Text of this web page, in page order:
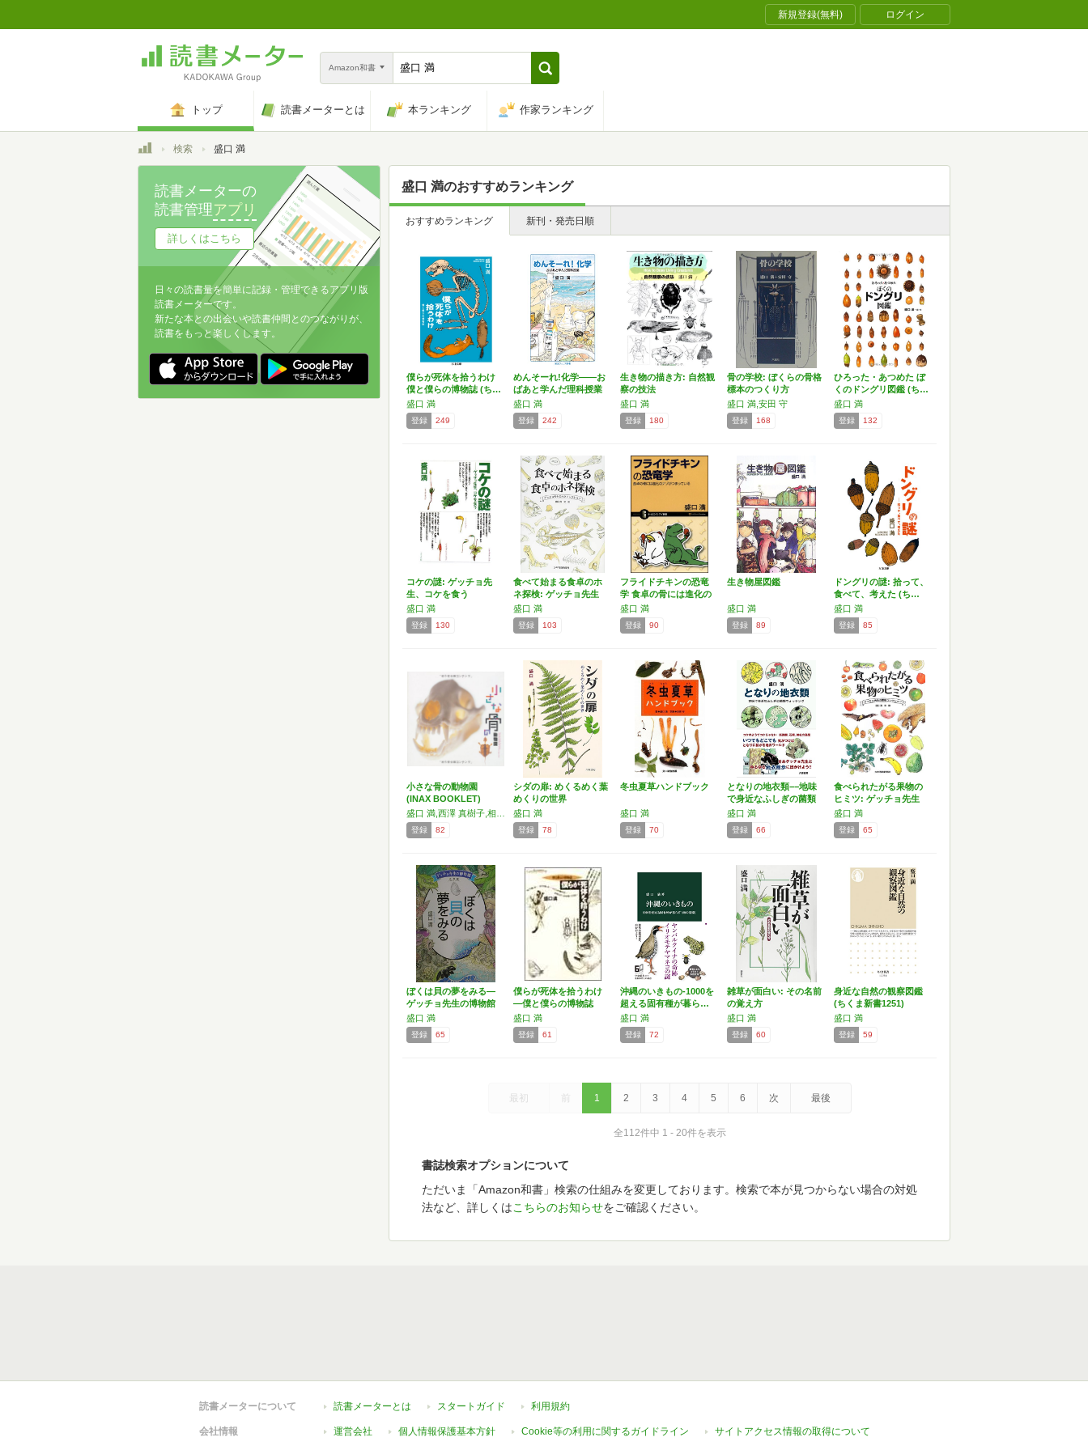
新規登録(無料) ログイン
Amazon和書
トップ 読書メーターとは 本ランキング 作家ランキング
トップ検索 盛口 満
盛口 満のおすすめランキング
おすすめランキング 新刊・発売日順
僕らが死体を拾うわけ
僕と僕らの博物誌 (ち…
盛口 満
登録 249
めんそーれ!化学――お
ばあと学んだ理科授業
…
盛口 満
登録 242
生き物の描き方: 自然観
察の技法
盛口 満
登録 180
骨の学校: ぼくらの骨格
標本のつくり方
盛口 満,安田 守
登録 168
ひろった・あつめた ぼ
くのドングリ図鑑 (ち…
盛口 満
登録 132
コケの謎: ゲッチョ先
生、コケを食う
盛口 満
登録 130
食べて始まる食卓のホ
ネ探検: ゲッチョ先生
の…
盛口 満
登録 103
フライドチキンの恐竜
学 食卓の骨には進化の
ナ…
盛口 満
登録 90
生き物屋図鑑
盛口 満
登録 89
ドングリの謎: 拾って、
食べて、考えた (ち…
盛口 満
登録 85
小さな骨の動物園
(INAX BOOKLET)
登録 82
シダの扉: めくるめく葉
めくりの世界
盛口 満
登録 78
冬虫夏草ハンドブック
盛口 満
登録 70
となりの地衣類−−地味
で身近なふしぎの菌類
ウ…
盛口 満
登録 66
食べられたがる果物の
ヒミツ: ゲッチョ先生
の…
盛口 満
登録 65
ぼくは貝の夢をみる―
ゲッチョ先生の博物館
貝…
盛口 満
登録 65
僕らが死体を拾うわけ
―僕と僕らの博物誌
盛口 満
登録 61
沖縄のいきもの-1000を
超える固有種が暮ら…
盛口 満
登録 72
雑草が面白い: その名前
の覚え方
盛口 満
登録 60
身近な自然の観察図鑑
(ちくま新書1251)
盛口 満
登録 59
最初 前 1 2 3 4 5 6 次 最後
全112件中 1 - 20件を表示
書誌検索オプションについて
ただいま「Amazon和書」検索の仕組みを変更しております。検索で本が見つからない場合の対処
法など、詳しくはこちらのお知らせをご確認ください。
読書メーターの
読書管理アプリ
詳しくはこちら
日々の読書量を簡単に記録・管理できるアプリ版
読書メーターです。
新たな本との出会いや読書仲間とのつながりが、
読書をもっと楽しくします。
読書メーターについて 読書メーターとは スタートガイド 利用規約
会社情報 運営会社 個人情報保護基本方針 Cookie等の利用に関するガイドライン サイトアクセス情報の取得について